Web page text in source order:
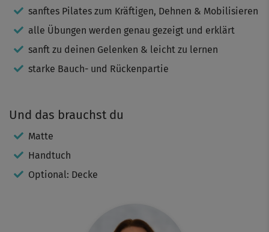
sanftes Pilates zum Kräftigen, Dehnen & Mobilisieren
alle Übungen werden genau gezeigt und erklärt
sanft zu deinen Gelenken & leicht zu lernen
starke Bauch- und Rückenpartie
Und das brauchst du
Matte
Handtuch
Optional: Decke